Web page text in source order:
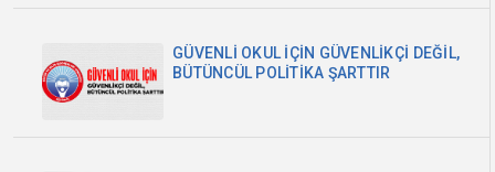
GÜVENLİ OKUL İÇİN GÜVENLİKÇİ DEĞİL,
BÜTÜNCÜL POLİTİKA ŞARTTIR